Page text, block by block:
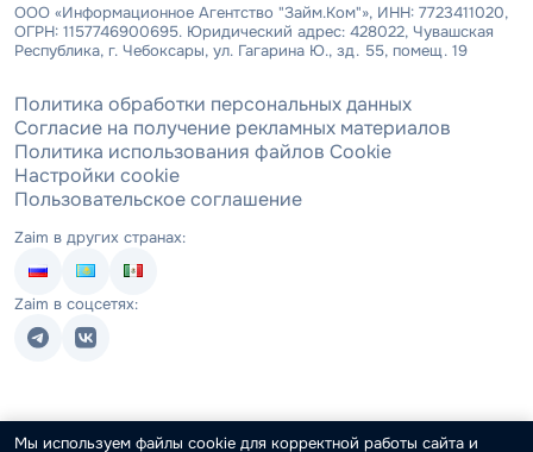
ООО «Информационное Агентство "Займ.Ком"», ИНН: 7723411020,
ОГРН: 1157746900695. Юридический адрес: 428022, Чувашская
Республика, г. Чебоксары, ул. Гагарина Ю., зд. 55, помещ. 19
Политика обработки персональных данных
Согласие на получение рекламных материалов
Политика использования файлов Cookie
Настройки cookie
Пользовательское соглашение
Zaim в других странах:
Zaim в соцсетях:
Мы используем файлы cookie для корректной работы сайта и